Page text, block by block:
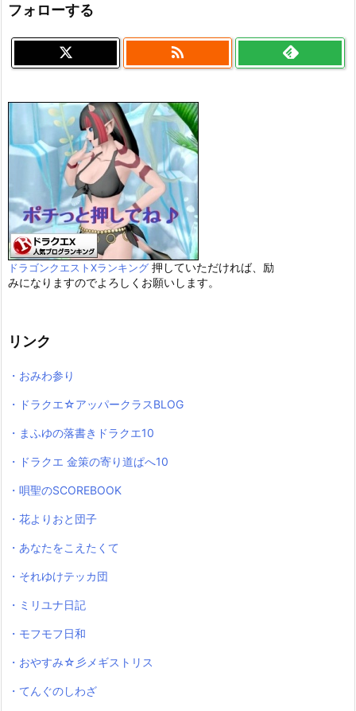
フォローする

ドラゴンクエストXランキング 押していただければ、励
みになりますのでよろしくお願いします。
リンク
・おみわ参り
・ドラクエ☆アッパークラスBLOG
・まふゆの落書きドラクエ10
・ドラクエ 金策の寄り道ぱへ10
・唄聖のSCOREBOOK
・花よりおと団子
・あなたをこえたくて
・それゆけテッカ団
・ミリユナ日記
・モフモフ日和
・おやすみ☆彡メギストリス
・てんぐのしわざ